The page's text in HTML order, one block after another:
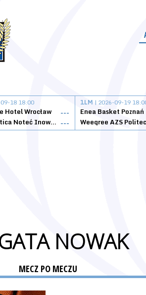
18 18:00
Hotel Wrocław
---
KSK Qemetica Noteć Inowrocław ---
1LM | 2026-09-19
Enea Basket Poznań
NOWAK
MECZ PO MECZU